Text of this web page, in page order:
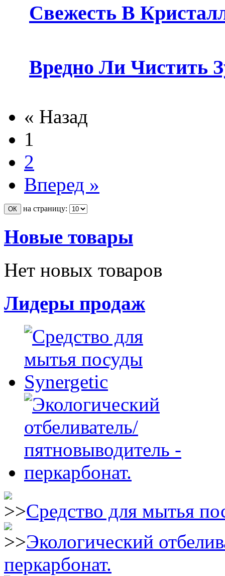
Свежесть В
Вредно Ли Чистить
« Назад
1
2
Вперед »
на страницу:
Новые товары
Нет новых товаров
Лидеры продаж
Средство для мытья
Экологический
перкарбонат.